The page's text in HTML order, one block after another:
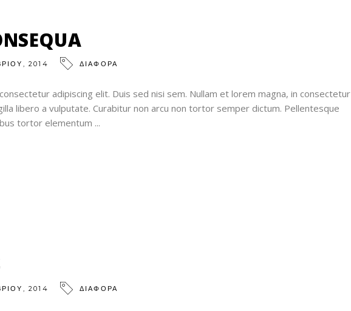
2014 ΔΙΑΦΟΡΑ
adipiscing elit. Duis sed nisi sem. Nullam et lorem magna, in consectetur
libero a vulputate. Curabitur non arcu non tortor semper dictum. Pellentesque
tortor elementum
2014 ΔΙΑΦΟΡΑ